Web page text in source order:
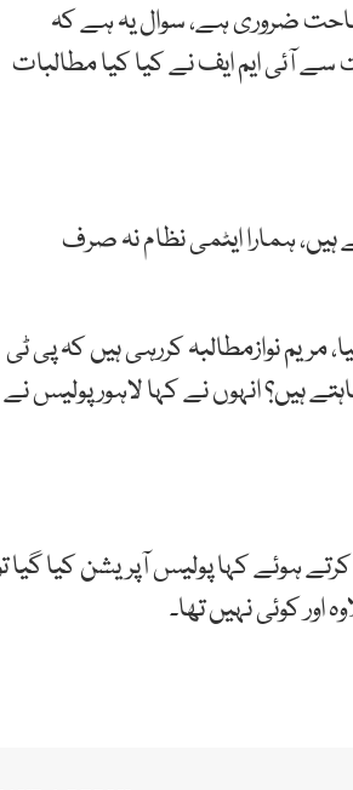
ضروری ہے، سوال یہ ہے کہ
آئی ایم ایف نے کیا کیا مطالبات
ہیں، ہمارا ایٹمی نظام نہ صرف
مریم نوازمطالبہ کررہی ہیں کہ پی ٹی
ہیں؟ انہوں نے کہا لاہور پولیس نے
ہوئے کہا پولیس آپریشن کیا گیا
کوئی نہیں تھا۔